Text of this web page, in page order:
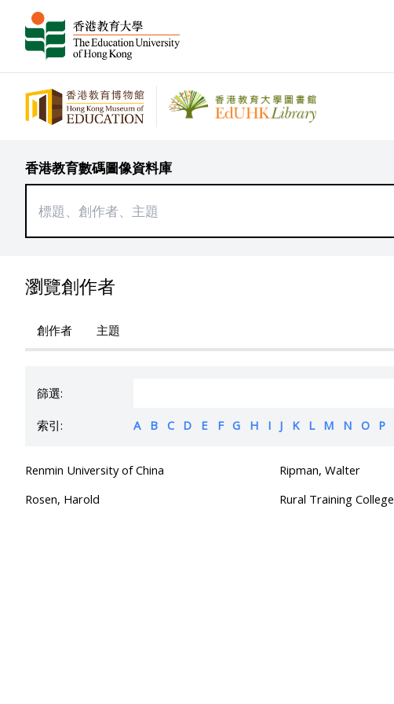
香港教育數碼圖像資料庫
瀏覽創作者
創作者 主題
篩選:
索引: A B C D E F G H I J K L M N O P
Renmin University of China Ripman, Walter
Rosen, Harold
Rural Training College